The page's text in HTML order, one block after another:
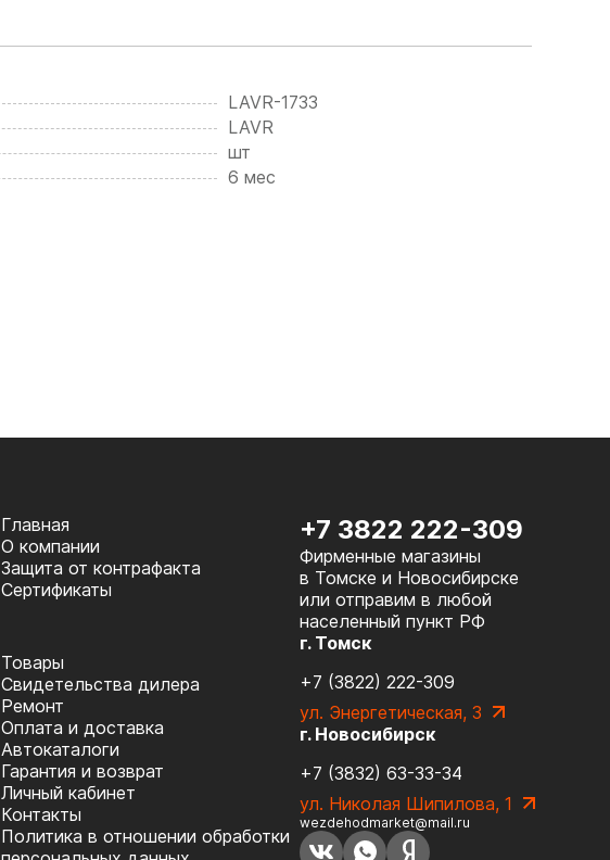
LAVR-1733
LAVR
шт
6 мес
Главная
О компании
Защита от контрафакта
Сертификаты
Товары
Cвидетельства дилера
Ремонт
Оплата и доставка
Автокаталоги
Гарантия и возврат
Личный кабинет
Контакты
Политика в отношении обработки
+7 3822 222-309
Фирменные магазины
в Томске и Новосибирске
или отправим в любой
населенный пункт РФ
г. Томск
+7 (3822) 222-309
ул. Энергетическая, 3
г. Новосибирск
+7 (3832) 63-33-34
ул. Николая Шипилова, 1
wezdehodmarket@mail.ru